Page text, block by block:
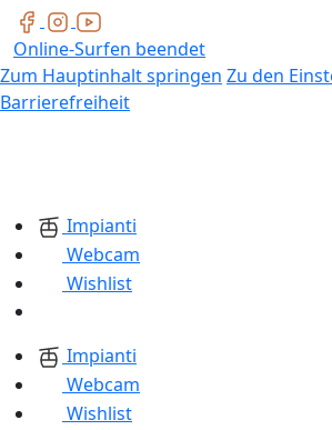
Online-Surfen beendet
Zum Hauptinhalt springen Zu den
Barrierefreiheit
Impianti
Webcam
Wishlist
Impianti
Webcam
Wishlist